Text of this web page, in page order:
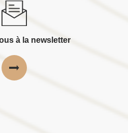
à la newsletter